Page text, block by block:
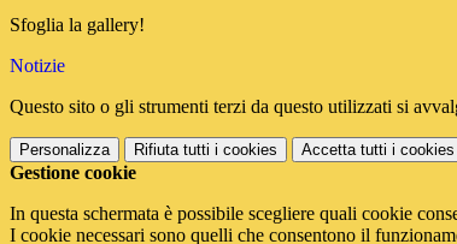
Sfoglia la gallery!
Notizie
Questo sito o gli strumenti terzi da questo utilizzati si
Personalizza Rifiuta tutti i cookies Accetta tutti i cookies
Gestione cookie
In questa schermata è possibile scegliere quali cookie
I cookie necessari sono quelli che consentono il